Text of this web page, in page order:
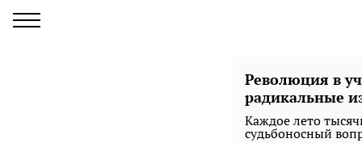
Революция в
радикальные
Каждое лето
судьбоносный